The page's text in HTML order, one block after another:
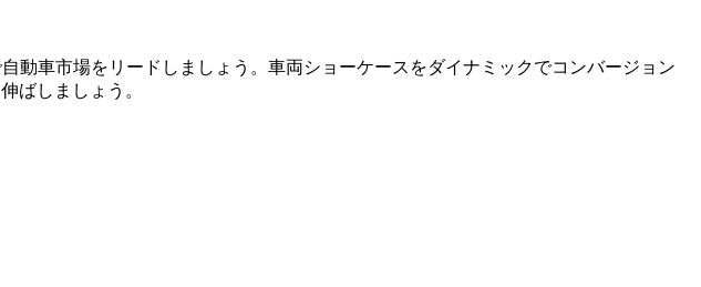
車市場をリードしましょう。車両ショーケースをダイナミックでコンバージョン
ばしましょう。